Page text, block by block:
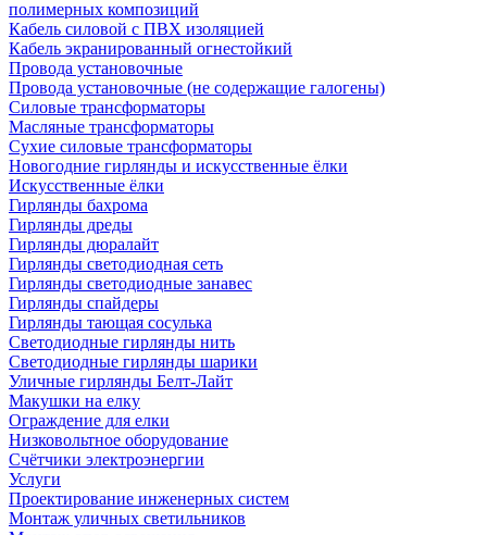
полимерных композиций
Кабель силовой с ПВХ изоляцией
Кабель экранированный огнестойкий
Провода установочные
Провода установочные (не содержащие галогены)
Силовые трансформаторы
Масляные трансформаторы
Сухие силовые трансформаторы
Новогодние гирлянды и искусственные ёлки
Искусственные ёлки
Гирлянды бахрома
Гирлянды дреды
Гирлянды дюралайт
Гирлянды светодиодная сеть
Гирлянды светодиодные занавес
Гирлянды спайдеры
Гирлянды тающая сосулька
Светодиодные гирлянды нить
Светодиодные гирлянды шарики
Уличные гирлянды Белт-Лайт
Макушки на елку
Ограждение для елки
Низковольтное оборудование
Счётчики электроэнергии
Услуги
Проектирование инженерных систем
Монтаж уличных светильников